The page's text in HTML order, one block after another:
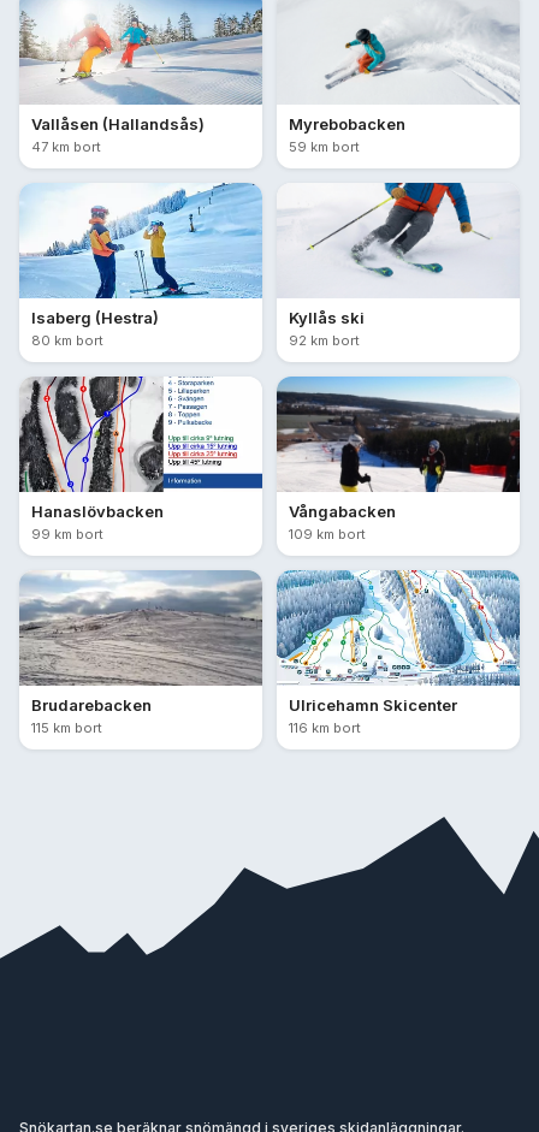
Vallåsen (Hallandsås)
47 km bort
Myrebobacken
59 km bort
Isaberg (Hestra)
80 km bort
Kyllås ski
92 km bort
Hanaslövbacken
99 km bort
Vångabacken
109 km bort
Brudarebacken
115 km bort
Ulricehamn Skicenter
116 km bort
Snökartan.se beräknar snömängd i sveriges skidanläggningar.